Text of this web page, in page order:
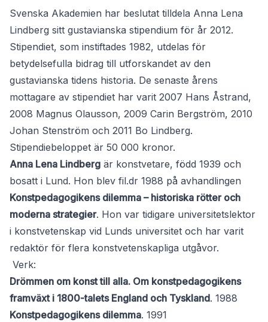
Svenska Akademien har beslutat tilldela Anna Lena
Lindberg sitt gustavianska stipendium för år 2012.
Stipendiet, som instiftades 1982, utdelas för
betydelsefulla bidrag till utforskandet av den
gustavianska tidens historia. De senaste årens
mottagare av stipendiet har varit 2007 Hans Åstrand,
2008 Magnus Olausson, 2009 Carin Bergström, 2010
Johan Stenström och 2011 Bo Lindberg.
Stipendiebeloppet är 50 000 kronor.
Anna Lena Lindberg är konstvetare, född 1939 och
bosatt i Lund. Hon blev fil.dr 1988 på avhandlingen
Konstpedagogikens dilemma – historiska rötter och
moderna strategier. Hon var tidigare universitetslektor
i konstvetenskap vid Lunds universitet och har varit
redaktör för flera konstvetenskapliga utgåvor.
Verk:
Drömmen om konst till alla. Om konstpedagogikens
framväxt i 1800-talets England och Tyskland. 1988
Konstpedagogikens dilemma. 1991